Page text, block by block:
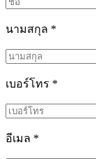
นามสกุล *
เบอร์โทร *
อีเมล *